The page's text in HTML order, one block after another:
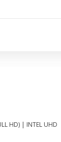
HD) | INTEL UHD